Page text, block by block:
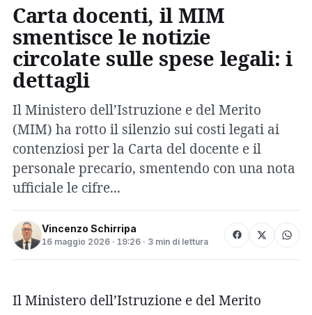
Carta docenti, il MIM
smentisce le notizie
circolate sulle spese legali: i
dettagli
Il Ministero dell’Istruzione e del Merito
(MIM) ha rotto il silenzio sui costi legati ai
contenziosi per la Carta del docente e il
personale precario, smentendo con una nota
ufficiale le cifre...
Vincenzo Schirripa
16 maggio 2026 · 19:26 · 3 min di lettura
Il Ministero dell’Istruzione e del Merito